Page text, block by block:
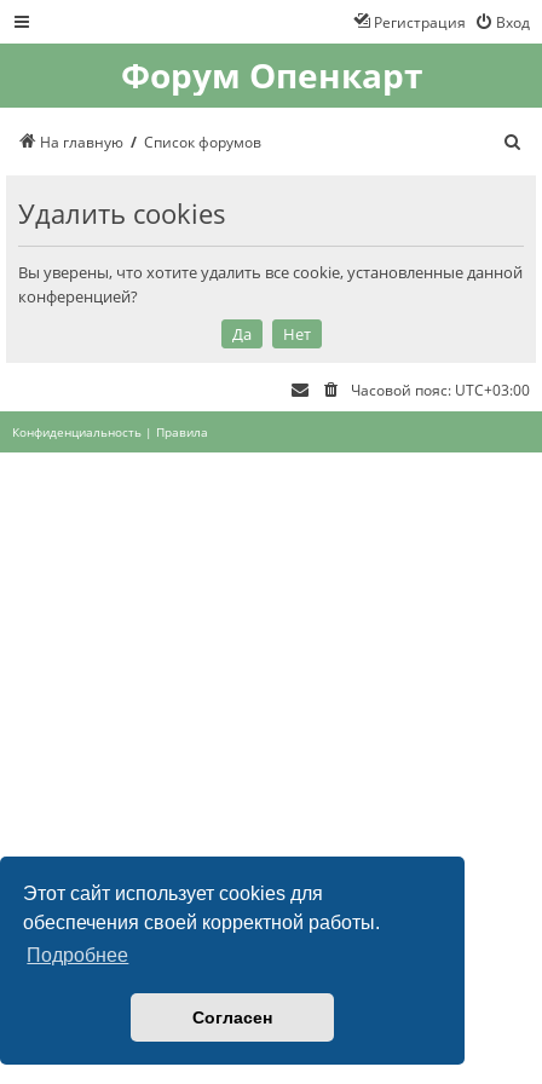
Этот сайт использует cookies для
обеспечения своей корректной работы.
Подробнее
Согласен
Вход
Регистрация
Форум Опенкарт
На главную Список форумов
Удалить cookies
Вы уверены, что хотите удалить все cookie, установленные данной
конференцией?
Часовой пояс: UTC+03:00
Конфиденциальность | Правила